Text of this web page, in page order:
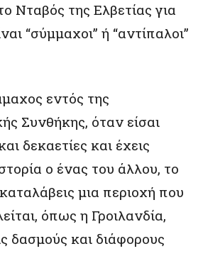
Νταβός της Ελβετίας για
“σύμμαχοι” ή “αντίπαλοι”
εντός της
Συνθήκης, όταν είσαι
δεκαετίες και έχεις
ο ένας του άλλου, το
μια περιοχή που
όπως η Γροιλανδία,
δασμούς και διάφορους